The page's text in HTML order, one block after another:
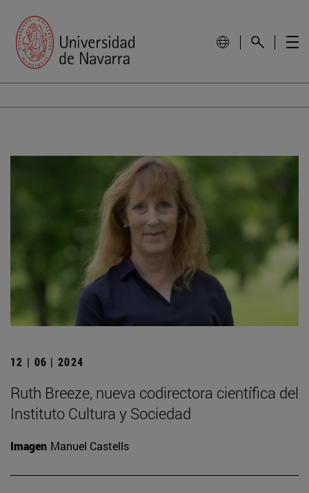
12 | 06 | 2024
Ruth Breeze, nueva codirectora científica del
Instituto Cultura y Sociedad
Imagen Manuel Castells